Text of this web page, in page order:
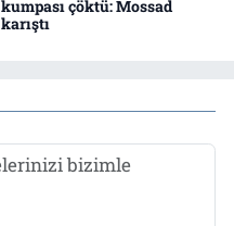
kumpası çöktü: Mossad
karıştı